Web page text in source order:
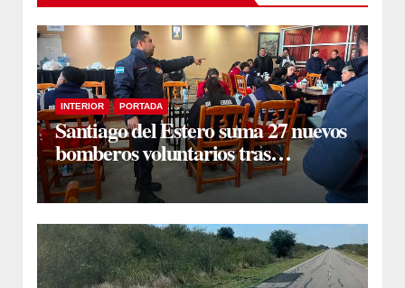
INTERIOR PORTADA
Santiago del Estero suma 27 nuevos
bomberos voluntarios tras
completar su ciclo formativo en
Forres